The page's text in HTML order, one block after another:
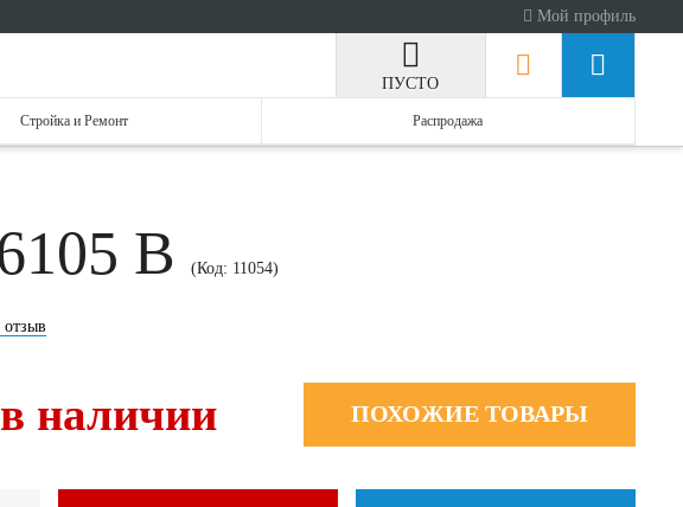
Мой профиль
ПУСТО
Стройка и Ремонт Распродажа
B (Код: 11054)
отзыв
наличии ПОХОЖИЕ ТОВАРЫ